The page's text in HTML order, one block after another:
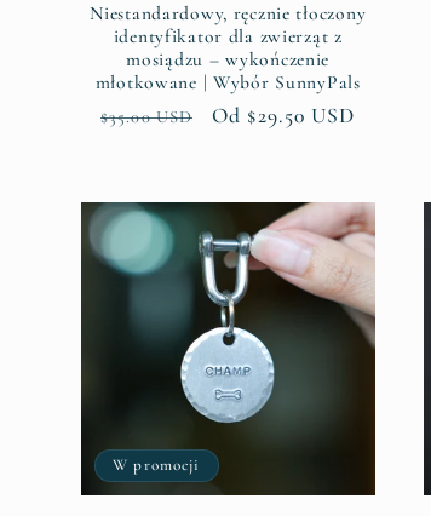
Niestandardowy, ręcznie tłoczony
identyfikator dla zwierząt z
mosiądzu – wykończenie
młotkowane | Wybór SunnyPals
Cena
$35.00 USD
Cena
Od $29.50 USD
W promocji